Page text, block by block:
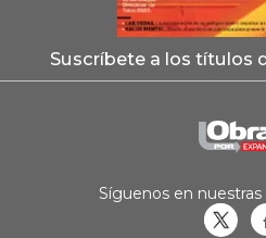
Suscríbete a los títulos
Síguenos en nuestras